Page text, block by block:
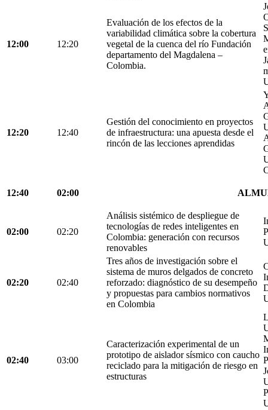
12:00 12:20
Evaluación de los efectos de la
variabilidad climática sobre la cobertura
vegetal de la cuenca del río Fundación
departamento del Magdalena –
Colombia.
12:20 12:40
Gestión del conocimiento en proyectos
de infraestructura: una apuesta desde el
rincón de las lecciones aprendidas
12:40 02:00
02:00 02:20
Análisis sistémico de despliegue de
tecnologías de redes inteligentes en
Colombia: generación con recursos
renovables
02:20 02:40
Tres años de investigación sobre el
sistema de muros delgados de concreto
reforzado: diagnóstico de su desempeño
y propuestas para cambios normativos
en Colombia
02:40 03:00
Caracterización experimental de un
prototipo de aislador sísmico con caucho
reciclado para la mitigación de riesgo en
estructuras